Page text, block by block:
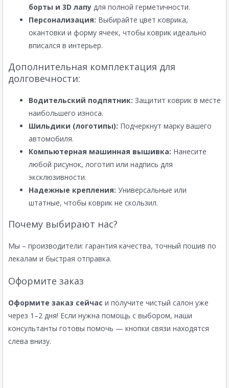
борты и 3D лапу для полной герметичности.
Персонализация: Выбирайте цвет коврика,
окантовки и форму ячеек, чтобы коврик идеально
вписался в интерьер.
Дополнительная комплектация для
долговечности:
Водительский подпятник: Защитит коврик в месте
наибольшего износа.
Шильдики (логотипы): Подчеркнут марку вашего
автомобиля.
Компьютерная машинная вышивка: Нанесите
любой рисунок, логотип или надпись для
эксклюзивности.
Надежные крепления: Универсальные или
штатные, чтобы коврик не скользил.
Почему выбирают нас?
Мы – производители: гарантия качества, точный пошив по
лекалам и быстрая отправка.
Оформите заказ
Оформите заказ сейчас и получите чистый салон уже
через 1–2 дня! Если нужна помощь с выбором, наши
консультанты готовы помочь — кнопки связи находятся
слева внизу.